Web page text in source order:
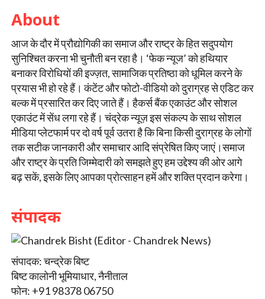
About
आज के दौर में प्रौद्योगिकी का समाज और राष्ट्र के हित सदुपयोग
सुनिश्चित करना भी चुनौती बन रहा है। ‘फेक न्यूज’ को हथियार
बनाकर विरोधियों की इज्ज़त, सामाजिक प्रतिष्ठा को धूमिल करने के
प्रयास भी हो रहे हैं। कंटेंट और फोटो-वीडियो को दुराग्रह से एडिट कर
बल्क में प्रसारित कर दिए जाते हैं। हैकर्स बैंक एकाउंट और सोशल
एकाउंट में सेंध लगा रहे हैं। चंद्रेक न्यूज़ इस संकल्प के साथ सोशल
मीडिया प्लेटफार्म पर दो वर्ष पूर्व उतरा है कि बिना किसी दुराग्रह के लोगों
तक सटीक जानकारी और समाचार आदि संप्रेषित किए जाएं।समाज
और राष्ट्र के प्रति जिम्मेदारी को समझते हुए हम उद्देश्य की ओर आगे
बढ़ सकें, इसके लिए आपका प्रोत्साहन हमें और शक्ति प्रदान करेगा।
संपादक
संपादक: चन्द्रेक बिष्ट
बिष्ट कालोनी भूमियाधार, नैनीताल
फोन: +91 98378 06750